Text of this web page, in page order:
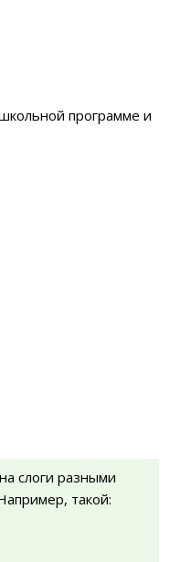
программе и
слоги разными
такой: